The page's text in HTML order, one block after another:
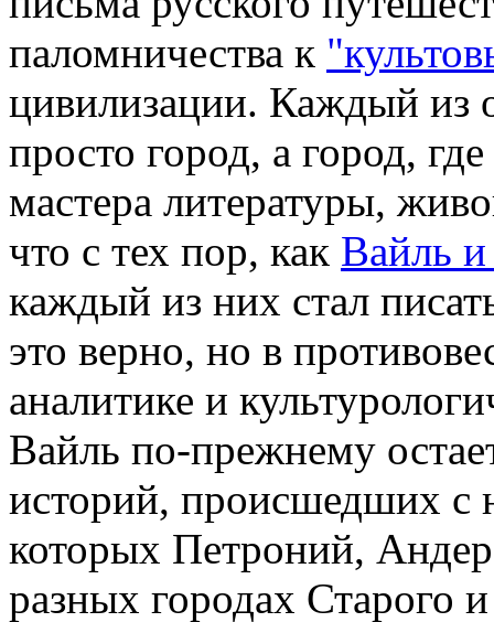
паломничества к
цивилизации. Каждый из
просто город, а город,
мастера литературы,
что с тех пор, как Вайль
каждый из них стал
это верно, но в
аналитике и
Вайль по-прежнему
историй, происшедших с
которых Петроний,
разных городах Старого